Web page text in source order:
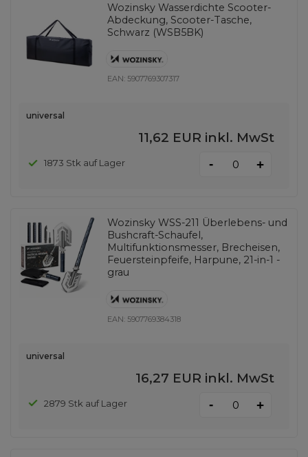
Wozinsky Wasserdichte Scooter-
Abdeckung, Scooter-Tasche,
Schwarz (WSB5BK)
EAN: 5907769307317
universal
11,62 EUR inkl. MwSt
1873 Stk auf Lager - +
Wozinsky WSS-211 Überlebens- und
Bushcraft-Schaufel,
Multifunktionsmesser, Brecheisen,
Feuersteinpfeife, Harpune, 21-in-1 -
grau
EAN: 5907769384318
universal
16,27 EUR inkl. MwSt
2879 Stk auf Lager - +